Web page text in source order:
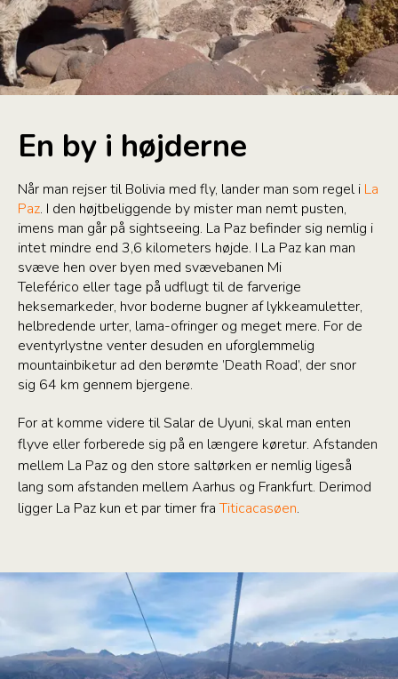
En by i højderne
Når man rejser til Bolivia med fly, lander man som regel i La
Paz. I den højtbeliggende by mister man nemt pusten,
imens man går på sightseeing. La Paz befinder sig nemlig i
intet mindre end 3,6 kilometers højde. I La Paz kan man
svæve hen over byen med svævebanen Mi
Teleférico eller tage på udflugt til de farverige
heksemarkeder, hvor boderne bugner af lykkeamuletter,
helbredende urter, lama-ofringer og meget mere. For de
eventyrlystne venter desuden en uforglemmelig
mountainbiketur ad den berømte ’Death Road’, der snor
sig 64 km gennem bjergene.
For at komme videre til Salar de Uyuni, skal man enten
flyve eller forberede sig på en længere køretur. Afstanden
mellem La Paz og den store saltørken er nemlig ligeså
lang som afstanden mellem Aarhus og Frankfurt. Derimod
ligger La Paz kun et par timer fraTiticacasøen.